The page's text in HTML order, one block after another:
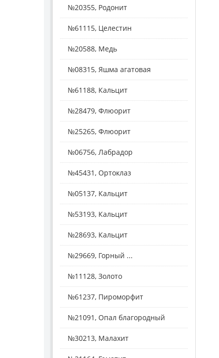
№20355, Родонит
№61115, Целестин
№20588, Медь
№08315, Яшма агатовая
№61188, Кальцит
№28479, Флюорит
№25265, Флюорит
№06756, Лабрадор
№45431, Ортоклаз
№05137, Кальцит
№53193, Кальцит
№28693, Кальцит
№29669, Горный ...
№11128, Золото
№61237, Пироморфит
№21091, Опал благородный
№30213, Малахит